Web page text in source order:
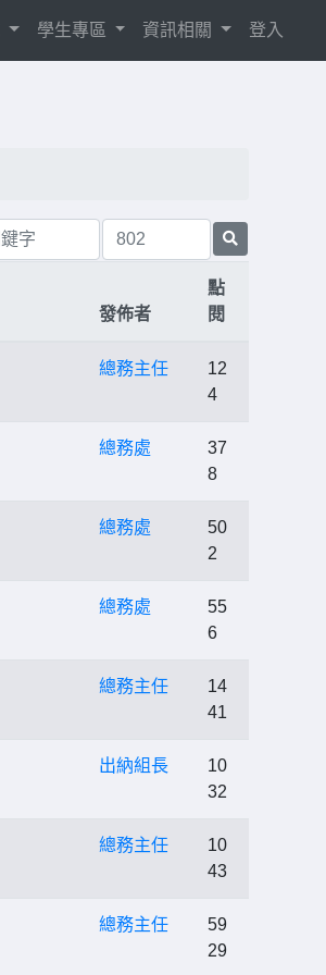
學生專區 資訊相關 登入
發佈者
點
閱
總務主任
12
4
總務處
37
8
總務處
50
2
總務處
55
6
總務主任
14
41
出納組長
10
32
總務主任
10
43
總務主任
59
29